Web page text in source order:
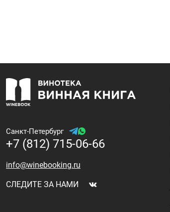
Санкт-Петербург
+7 (812) 715-06-66
info@winebooking.ru
СЛЕДИТЕ ЗА НАМИ